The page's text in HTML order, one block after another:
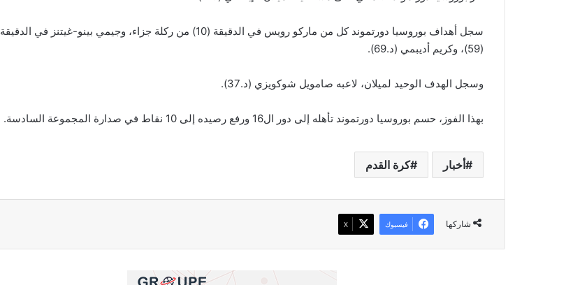
سجل أهداف بوروسيا دورتموند كل من ماركو رويس في الدقيقة (10) من ركلة جزاء، وجيمي بينو-غيتنز في الدقيقة
(59)، وكريم أديبمي (د.69).
وسجل الهدف الوحيد لميلان، لاعبه صامويل شوكويزي (د.37).
بهذا الفوز، حسم بوروسيا دورتموند تأهله إلى دور ال16 ورفع رصيده إلى 10 نقاط في صدارة المجموعة السادسة.
أخبار كرة القدم
شاركها فيسبوك ‫X